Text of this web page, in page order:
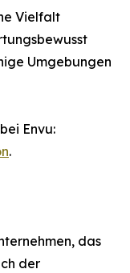
Vielfalt
Umgebungen
Envu:
.
das
der